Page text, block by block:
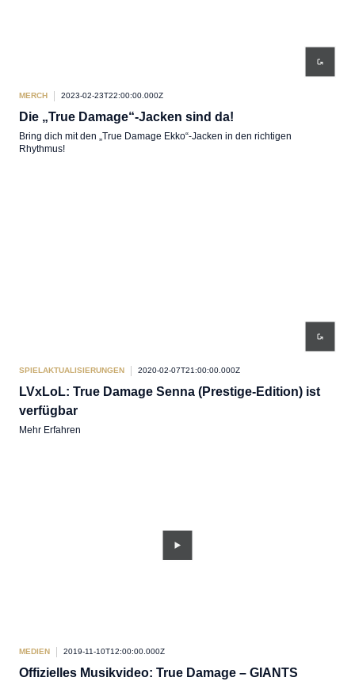
MERCH 2023-02-23T22:00:00.000Z
Die „True Damage“-Jacken sind da!
Bring dich mit den „True Damage Ekko“-Jacken in den richtigen
Rhythmus!
SPIELAKTUALISIERUNGEN 2020-02-07T21:00:00.000Z
LVxLoL: True Damage Senna (Prestige-Edition) ist
verfügbar
Mehr Erfahren
MEDIEN 2019-11-10T12:00:00.000Z
Offizielles Musikvideo: True Damage – GIANTS